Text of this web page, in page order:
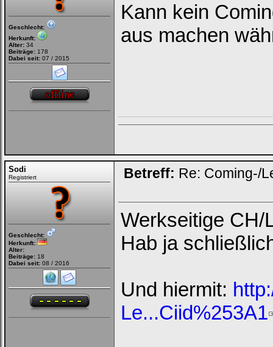
Geschlecht:
Herkunft:
Alter: 34
Beiträge: 178
Dabei seit: 07 / 2015
Kann kein
aus machen
Sodi
Registriert
Geschlecht:
Herkunft:
Alter:
Beiträge: 18
Dabei seit: 08 / 2016
Betreff: Re: Coming-/
Werkseitige CH/
Hab ja
Und hiermit:
Le...Ciid%253A1